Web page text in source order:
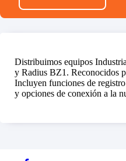
Distribuimos equipos
y Radius BZ1. Reconocidos
Incluyen funciones de
y opciones de conexión a la